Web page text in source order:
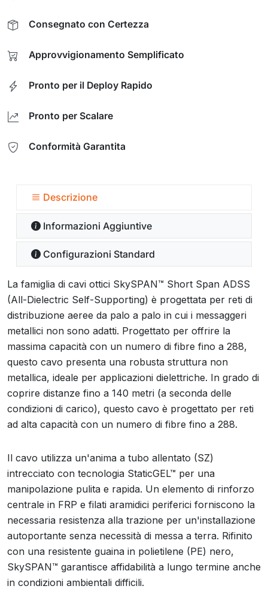
Consegnato con Certezza
Approvvigionamento Semplificato
Pronto per il Deploy Rapido
Pronto per Scalare
Conformità Garantita
Descrizione
Informazioni Aggiuntive
Configurazioni Standard
La famiglia di cavi ottici SkySPAN™ Short Span ADSS
(All-Dielectric Self-Supporting) è progettata per reti di
distribuzione aeree da palo a palo in cui i messaggeri
metallici non sono adatti. Progettato per offrire la
massima capacità con un numero di fibre fino a 288,
questo cavo presenta una robusta struttura non
metallica, ideale per applicazioni dielettriche. In grado di
coprire distanze fino a 140 metri (a seconda delle
condizioni di carico), questo cavo è progettato per reti
ad alta capacità con un numero di fibre fino a 288.
Il cavo utilizza un'anima a tubo allentato (SZ)
intrecciato con tecnologia StaticGEL™ per una
manipolazione pulita e rapida. Un elemento di rinforzo
centrale in FRP e filati aramidici periferici forniscono la
necessaria resistenza alla trazione per un'installazione
autoportante senza necessità di messa a terra. Rifinito
con una resistente guaina in polietilene (PE) nero,
SkySPAN™ garantisce affidabilità a lungo termine anche
in condizioni ambientali difficili.